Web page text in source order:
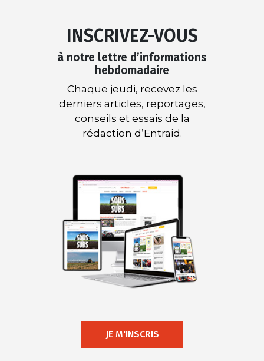
INSCRIVEZ-VOUS
à notre lettre d’informations
hebdomadaire
Chaque jeudi, recevez les
derniers articles, reportages,
conseils et essais de la
rédaction d’Entraid.
JE M'INSCRIS